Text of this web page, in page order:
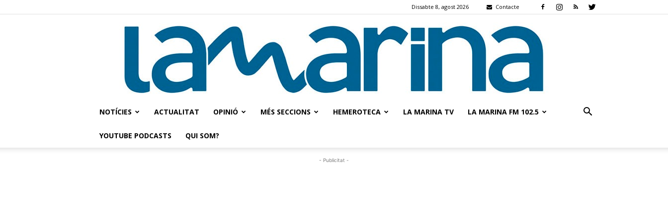
Dissabte 8, agost 2026 Contacte
NOTÍCIES ACTUALITAT OPINIÓ MÉS SECCIONS HEMEROTECA LA MARINA TV LA MARINA FM 102.5
YOUTUBE PODCASTS QUI SOM?
- Publicitat -